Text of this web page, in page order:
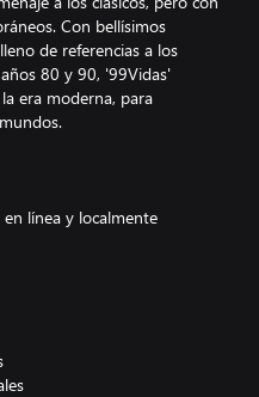
Con bellísimos
de referencias a los
80 y 90, '99Vidas'
era moderna, para
línea y localmente